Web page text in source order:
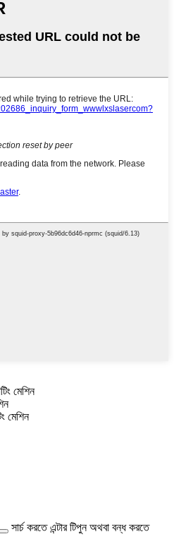
মেশিন
মেশিন
সার্চ করতে এন্টার টিপুন অথবা বন্ধ করতে